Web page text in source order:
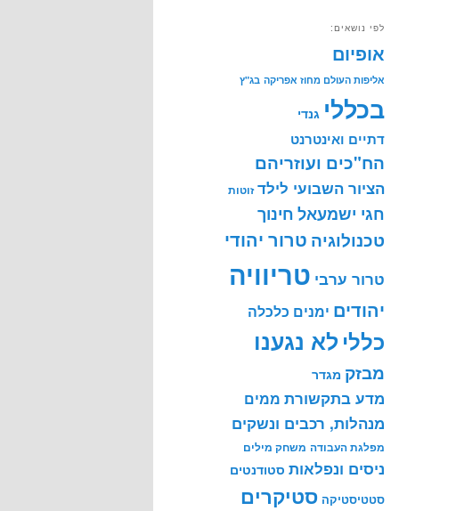
לפי נושאים:
אופיום
אליפות העולם מחוז אפריקה בג"ץ
בכללי גנדי
דתיים ואינטרנט
הח"כים ועוזריהם
הציור השבועי לילד זוטות
חגי ישמעאל חינוך
טכנולוגיה טרור יהודי
טרור ערבי טריוויה
יהודים ימנים כלכלה
כללי לא נגענו
מבזק מגדר
מדע בתקשורת ממים
מנהלות, רכבים ונשקים
מפלגת העבודה משחק מילים
ניסים ונפלאות סטודנטים
סטטיסטיקה סטיקרים